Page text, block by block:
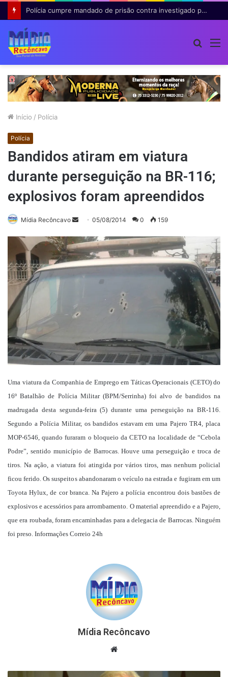
Polícia cumpre mandado de prisão contra investigado por roubo majorado em Cruz das Almas
Início / Polícia
Polícia
Bandidos atiram em viatura
durante perseguição na BR-116;
explosivos foram apreendidos
Mídia Recôncavo
Mande
e-
mail
05/08/2014 0 159
Uma viatura da Companhia de Emprego em Táticas Operacionais (CETO) do
16º Batalhão de Polícia Militar (BPM/Serrinha) foi alvo de bandidos na
madrugada desta segunda-feira (5) durante uma perseguição na BR-116.
Segundo a Polícia Militar, os bandidos estavam em uma Pajero TR4, placa
MOP-6546, quando furaram o bloqueio da CETO na localidade de “Cebola
Podre”, sentido município de Barrocas. Houve uma perseguição e troca de
tiros. Na ação, a viatura foi atingida por vários tiros, mas nenhum policial
ficou ferido. Os suspeitos abandonaram o veículo na estrada e fugiram em um
Toyota Hylux, de cor branca. Na Pajero a polícia encontrou d​ois ​bastões de
explosivos e acessórios para arrombamento. O material apreendido e a Pajero,
que era roubada, foram encaminhadas para a delegacia de Barrocas. Ninguém
foi preso. Informações Correio 24h
Mídia Recôncavo
Website